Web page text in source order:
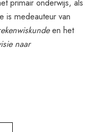
primair onderwijs, als
is medeauteur van
en het
naar